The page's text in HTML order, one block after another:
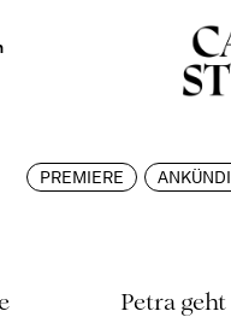
PREMIERE
Petra